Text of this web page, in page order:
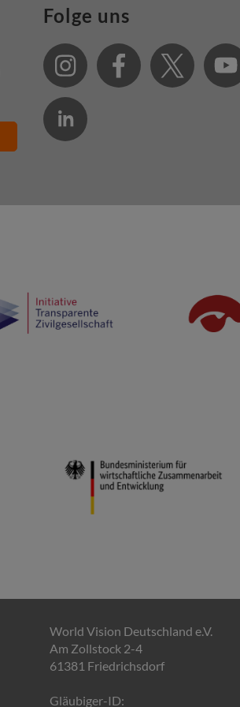
Folge uns
World Vision Deutschland e.V.
Am Zollstock 2-4
61381 Friedrichsdorf
Gläubiger-ID: